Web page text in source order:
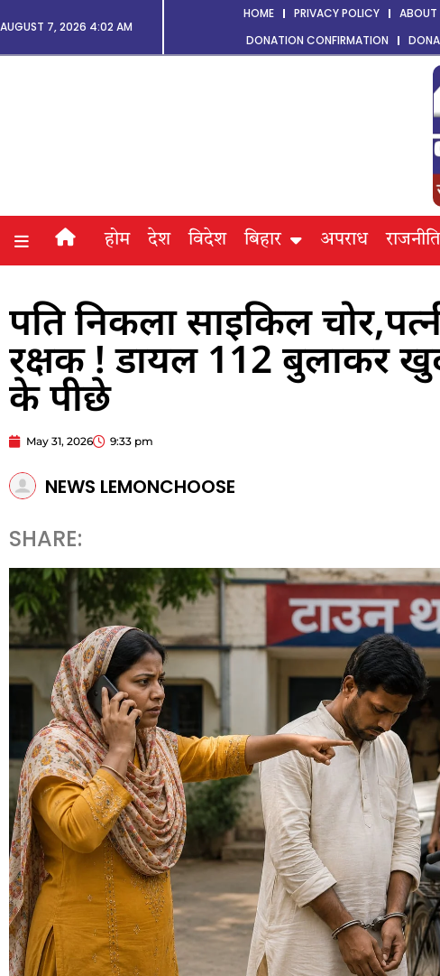
AUGUST 7, 2026 4:02 AM
HOME PRIVACY POLICY ABOUT
DONATION CONFIRMATION
होम देश विदेश बिहार अपराध राजनीति
पति निकला साइकिल
रक्षक ! डायल 112 बुलाकर
के पीछे
May 31, 2026 9:33 pm
NEWS LEMONCHOOSE
SHARE: